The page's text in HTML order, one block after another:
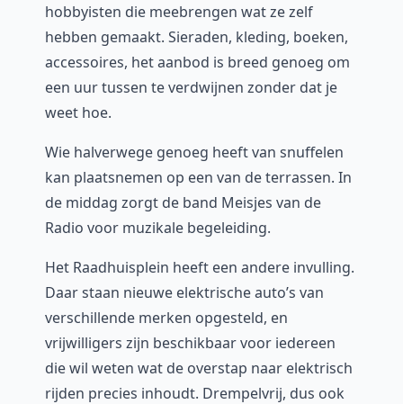
hobbyisten die meebrengen wat ze zelf
hebben gemaakt. Sieraden, kleding, boeken,
accessoires, het aanbod is breed genoeg om
een uur tussen te verdwijnen zonder dat je
weet hoe.
Wie halverwege genoeg heeft van snuffelen
kan plaatsnemen op een van de terrassen. In
de middag zorgt de band Meisjes van de
Radio voor muzikale begeleiding.
Het Raadhuisplein heeft een andere invulling.
Daar staan nieuwe elektrische auto’s van
verschillende merken opgesteld, en
vrijwilligers zijn beschikbaar voor iedereen
die wil weten wat de overstap naar elektrisch
rijden precies inhoudt. Drempelvrij, dus ook